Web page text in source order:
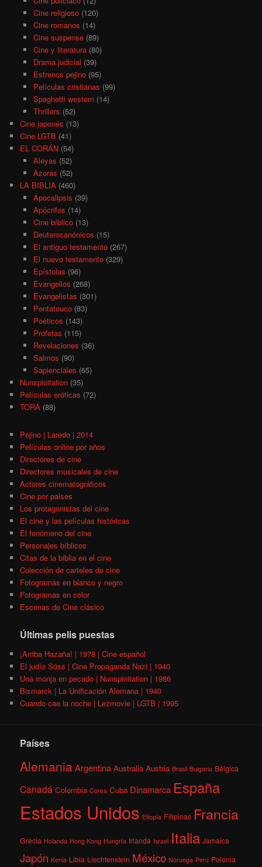
Cine religioso(120)
Cine romanos (14)
Cine suspense(89)
Cine y literatura(80)
Drama judicial (39)
Estrenos pejino(95)
Películas cristianas (99)
Spaghetti western(14)
Thrillers (52)
Cine japonés (13)
Cine LGTB (41)
EL CORÁN (54)
Aleyas (52)
Azoras (52)
LA BIBLIA (460)
Apocalipsis (39)
Apócrifos (14)
Cine bíblico(13)
Deuterocanónicos (15)
El antiguo testamento(267)
El nuevo testamento(329)
Epístolas (96)
Evangelios (268)
Evangelistas (301)
Pentateuco(83)
Poéticos (143)
Profetas (115)
Revelaciones (36)
Salmos (90)
Sapienciales (65)
Nunsploitation (35)
Películas eróticas (72)
TORÁ (88)
Pejino | Laredo | 2014
Películas online por años
Directores de cine
Directores musicales de cine
Actores cinematográficos
Cine por paises
Los protagonistas del cine
El cine y las películas históricas
El fenómeno del cine
Personajes bíblicos
Citas de la biblia en el cine
Colección de carteles de cine
Fotogramas en blanco y negro
Fotogramas en color
Escenas de Cine clásico
Últimas pelis puestas
¡Arriba Hazaña! | 1978 | Cine español
El judío Süss | Cine Propaganda Nazi | 1940
Una monja en pecado | Nunsploitation | 1986
Bismarck | La Unificación Alemana | 1940
Cuando cae la noche | Lezmovie | LGTB | 1995
Países
AlemaniaArgentina Australia Austria Brasil Bulgaria Bélgica
Canadá Colombia Corea Cuba Dinamarca España
Estados Unidos Etiopía Filipinas Francia
Grecia Holanda Hong Kong Hungría Irlanda Israel Italia Jamaica
Japón Kenia Libia Liechtenstein México Noruega Perú Polonia